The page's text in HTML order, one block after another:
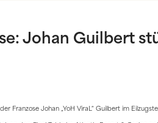
Johan Guilbert
Franzose Johan „YoH ViraL“ Guilbert im